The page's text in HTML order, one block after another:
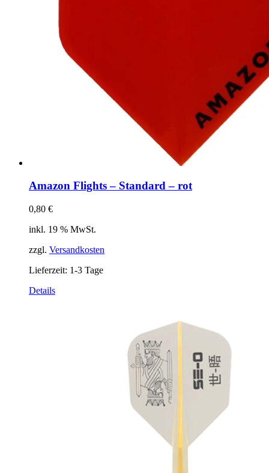
Amazon Flights – Standard – rot
0,80 €
inkl. 19 % MwSt.
zzgl. Versandkosten
Lieferzeit: 1-3 Tage
Details